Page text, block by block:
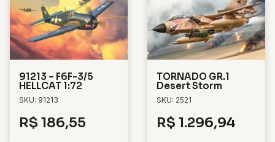
91213 – F6F-3/5
HELLCAT 1:72
SKU: 91213
R$ 186,55
TORNADO GR.1
Desert Storm
SKU: 2521
R$ 1.296,94